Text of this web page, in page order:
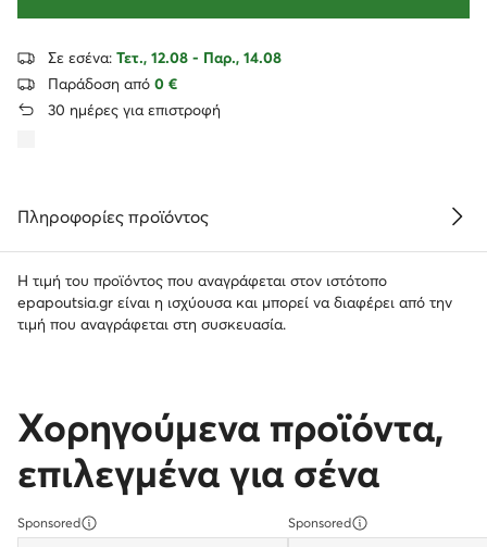
Σε εσένα: Τετ., 12.08 - Παρ., 14.08
Παράδοση από 0 €
30 ημέρες για επιστροφή
Πληροφορίες προϊόντος
Η τιμή του προϊόντος που αναγράφεται στον ιστότοπο
epapoutsia.gr είναι η ισχύουσα και μπορεί να διαφέρει από την
τιμή που αναγράφεται στη συσκευασία.
Χορηγούμενα προϊόντα,
επιλεγμένα για σένα
Sponsored Sponsored